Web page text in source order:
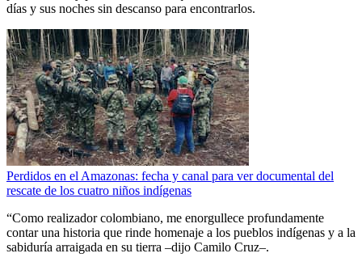
días y sus noches sin descanso para encontrarlos.
Perdidos en el Amazonas: fecha y canal para ver documental del
rescate de los cuatro niños indígenas
“Como realizador colombiano, me enorgullece profundamente
contar una historia que rinde homenaje a los pueblos indígenas y a la
sabiduría arraigada en su tierra –dijo Camilo Cruz–.